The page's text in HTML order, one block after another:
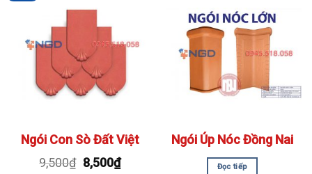
Ngói Con Sò Đất Việt
9,500₫ 8,500₫
Ngói Úp Nóc Đồng Nai
Đọc tiếp